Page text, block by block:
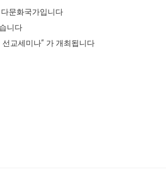
문화국가입니다
니다
선교세미나” 가 개최됩니다